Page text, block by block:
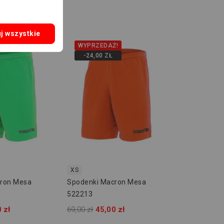
Mesa
zł
WYPRZEDAŻ!
-24,00 ZŁ
XS
Spodenki Macron Mesa
522213
69,00 zł 45,00 zł
wszystkie